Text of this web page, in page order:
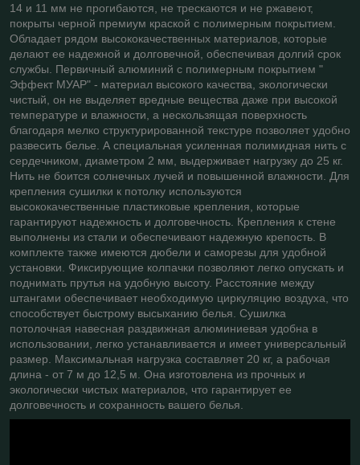
14 и 11 мм не прогибаются, не трескаются и не ржавеют,
покрыты черной премиум краской с полимерным покрытием.
Обладает рядом высококачественных материалов, которые
делают ее надежной и долговечной, обеспечивая долгий срок
службы. Первичный алюминий с полимерным покрытием "
Эффект МУАР" - материал высокого качества, экологически
чистый, он не выделяет вредные вещества даже при высокой
температуре и влажности, а нескользящая поверхность
благодаря мелко структурированной текстуре позволяет удобно
развесить белье. А специальная усиленная полимидная нить с
сердечником, диаметром 2 мм, выдерживает нагрузку до 25 кг.
Нить не боится солнечных лучей и повышенной влажности. Для
крепления сушилки к потолку используются
высококачественные пластиковые крепления, которые
гарантируют надежность и долговечность. Крепления к стене
выполнены из стали и обеспечивают надежную крепость. В
комплекте также имеются дюбели и саморезы для удобной
установки. Фиксирующие колпачки позволяют легко опускать и
поднимать прутья на удобную высоту. Расстояние между
штангами обеспечивает необходимую циркуляцию воздуха, что
способствует быстрому высыханию белья. Сушилка
потолочная навесная раздвижная алюминиевая удобна в
использовании, легко устанавливается и имеет универсальный
размер. Максимальная нагрузка составляет 20 кг, а рабочая
длина - от 7 м до 12,5 м. Она изготовлена из прочных и
экологически чистых материалов, что гарантирует ее
долговечность и сохранность вашего белья.